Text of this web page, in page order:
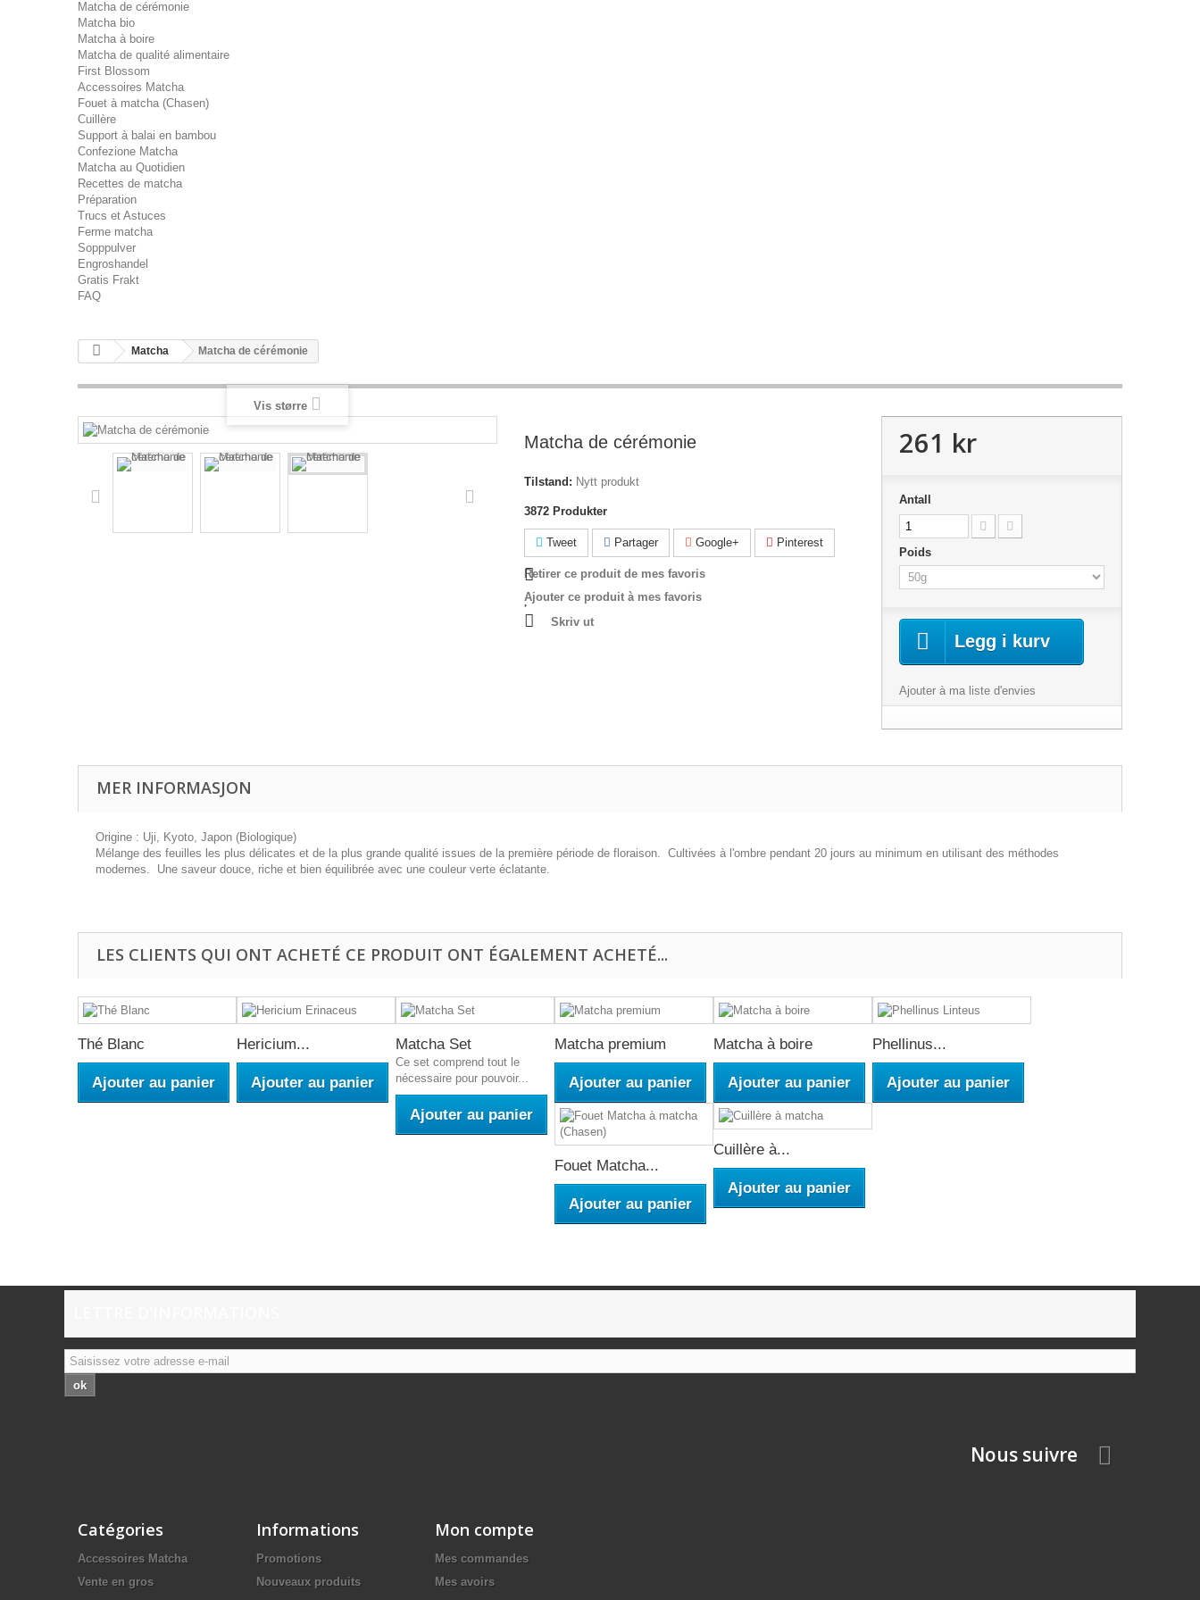
Matcha de cérémonie
Matcha bio
Matcha à boire
Matcha de qualité alimentaire
First Blossom
Accessoires Matcha
Fouet à matcha (Chasen)
Cuillère
Support à balai en bambou
Confezione Matcha
Matcha au Quotidien
Recettes de matcha
Préparation
Trucs et Astuces
Ferme matcha
Sopppulver
Engroshandel
Gratis Frakt
FAQ
Matcha Matcha de cérémonie
Vis større
Matcha de cérémonie
Tilstand: Nytt produkt
3872 Produkter
Tweet Partager Google+ Pinterest
Retirer ce produit de mes favoris
Ajouter ce produit à mes favoris
Skriv ut
261 kr
Antall
Poids
Legg i kurv
Ajouter à ma liste d'envies
MER INFORMASJON
Origine : Uji, Kyoto, Japon (Biologique)
Mélange des feuilles les plus délicates et de la plus grande qualité issues de la première période de floraison. Cultivées à l'ombre pendant 20 jours au minimum en utilisant des méthodes
modernes. Une saveur douce, riche et bien équilibrée avec une couleur verte éclatante.
LES CLIENTS QUI ONT ACHETÉ CE PRODUIT ONT ÉGALEMENT ACHETÉ...
Thé Blanc
Ajouter au panier
Hericium...
Ajouter au panier
Matcha Set
Ce set comprend tout le
nécessaire pour pouvoir...
Ajouter au panier
Matcha premium
Ajouter au panier
Matcha à boire
Ajouter au panier
Phellinus...
Ajouter au panier
Fouet Matcha...
Ajouter au panier
Cuillère à...
Ajouter au panier
ok
Nous suivre
Catégories
Accessoires Matcha
Vente en gros
Informations
Promotions
Nouveaux produits
Mon compte
Mes commandes
Mes avoirs